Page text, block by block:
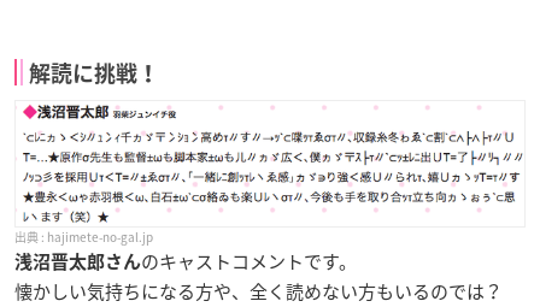
解読に挑戦！
hajimete-no-gal.jp
浅沼晋太郎さんのキャストコメントです。
懐かしい気持ちになる方や、全く読めない方もいるのでは？